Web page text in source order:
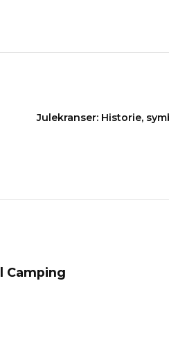
Julekranser: Historie,
Camping